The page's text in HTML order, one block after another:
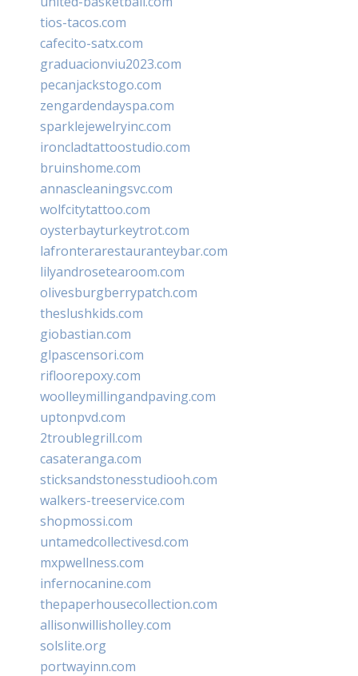
tios-tacos.com
cafecito-satx.com
graduacionviu2023.com
pecanjackstogo.com
zengardendayspa.com
sparklejewelryinc.com
ironcladtattoostudio.com
bruinshome.com
annascleaningsvc.com
wolfcitytattoo.com
oysterbayturkeytrot.com
lafronterarestauranteybar.com
lilyandrosetearoom.com
olivesburgberrypatch.com
theslushkids.com
giobastian.com
glpascensori.com
rifloorepoxy.com
woolleymillingandpaving.com
uptonpvd.com
2troublegrill.com
casateranga.com
sticksandstonesstudiooh.com
walkers-treeservice.com
shopmossi.com
untamedcollectivesd.com
mxpwellness.com
infernocanine.com
thepaperhousecollection.com
allisonwillisholley.com
solslite.org
portwayinn.com